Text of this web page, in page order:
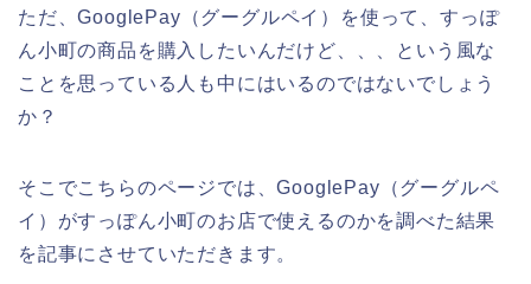
ただ、GooglePay（グーグルペイ）を使って、すっぽ
ん小町の商品を購入したいんだけど、、、という風な
ことを思っている人も中にはいるのではないでしょう
か？
そこでこちらのページでは、GooglePay（グーグルペ
イ）がすっぽん小町のお店で使えるのかを調べた結果
を記事にさせていただきます。